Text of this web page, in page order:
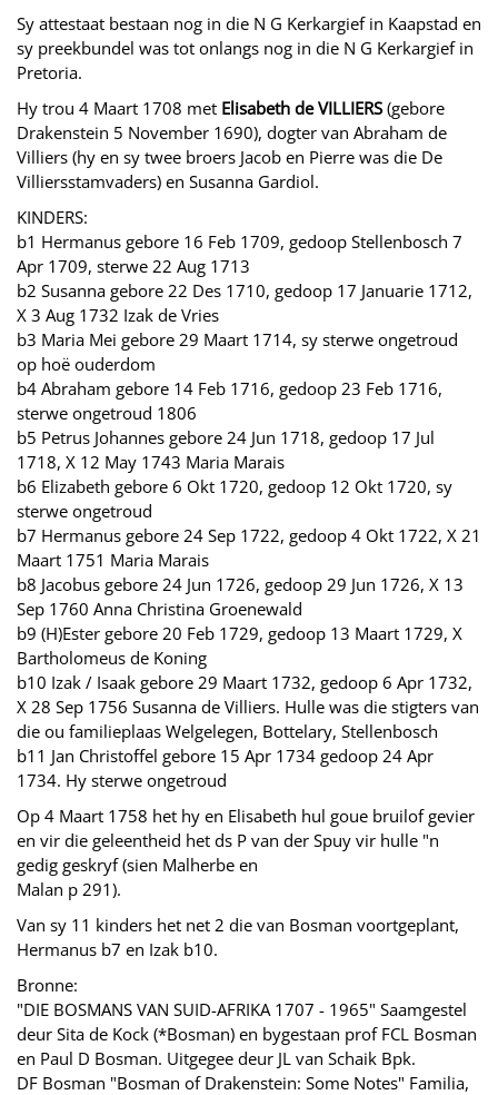
Sy attestaat bestaan nog in die N G Kerkargief in Kaapstad en
sy preekbundel was tot onlangs nog in die N G Kerkargief in
Pretoria.
Hy trou 4 Maart 1708 met Elisabeth de VILLIERS (gebore
Drakenstein 5 November 1690), dogter van Abraham de
Villiers (hy en sy twee broers Jacob en Pierre was die De
Villiersstamvaders) en Susanna Gardiol.
KINDERS:
b1 Hermanus gebore 16 Feb 1709, gedoop Stellenbosch 7
Apr 1709, sterwe 22 Aug 1713
b2 Susanna gebore 22 Des 1710, gedoop 17 Januarie 1712,
X 3 Aug 1732 Izak de Vries
b3 Maria Mei gebore 29 Maart 1714, sy sterwe ongetroud
op hoë ouderdom
b4 Abraham gebore 14 Feb 1716, gedoop 23 Feb 1716,
sterwe ongetroud 1806
b5 Petrus Johannes gebore 24 Jun 1718, gedoop 17 Jul
1718, X 12 May 1743 Maria Marais
b6 Elizabeth gebore 6 Okt 1720, gedoop 12 Okt 1720, sy
sterwe ongetroud
b7 Hermanus gebore 24 Sep 1722, gedoop 4 Okt 1722, X 21
Maart 1751 Maria Marais
b8 Jacobus gebore 24 Jun 1726, gedoop 29 Jun 1726, X 13
Sep 1760 Anna Christina Groenewald
b9 (H)Ester gebore 20 Feb 1729, gedoop 13 Maart 1729, X
Bartholomeus de Koning
b10 Izak / Isaak gebore 29 Maart 1732, gedoop 6 Apr 1732,
X 28 Sep 1756 Susanna de Villiers. Hulle was die stigters van
die ou familieplaas Welgelegen, Bottelary, Stellenbosch
b11 Jan Christoffel gebore 15 Apr 1734 gedoop 24 Apr
1734. Hy sterwe ongetroud
Op 4 Maart 1758 het hy en Elisabeth hul goue bruilof gevier
en vir die geleentheid het ds P van der Spuy vir hulle "n
gedig geskryf (sien Malherbe en
Malan p 291).
Van sy 11 kinders het net 2 die van Bosman voortgeplant,
Hermanus b7 en Izak b10.
Bronne:
"DIE BOSMANS VAN SUID-AFRIKA 1707 - 1965" Saamgestel
deur Sita de Kock (*Bosman) en bygestaan prof FCL Bosman
en Paul D Bosman. Uitgegee deur JL van Schaik Bpk.
DF Bosman "Bosman of Drakenstein: Some Notes" Familia,